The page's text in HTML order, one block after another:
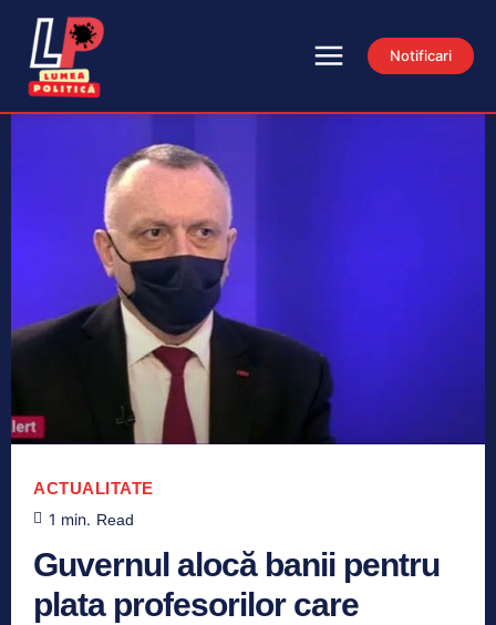
Notificari
ACTUALITATE
1 min. Read
Guvernul alocă banii pentru
plata profesorilor care